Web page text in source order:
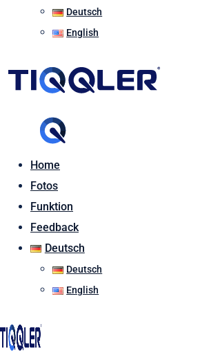
Deutsch
English
Home
Fotos
Funktion
Feedback
Deutsch
Deutsch
English